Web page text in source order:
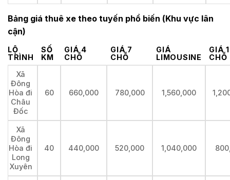
Bảng giá thuê xe theo tuyến phổ biến (Khu vực lân
cận)
LỘ
TRÌNH
SỐ
KM
GIÁ 4
CHỖ
GIÁ 7
CHỖ
GIÁ
LIMOUSINE
GIÁ
CHỖ
Xã
Đông
Hòa đi
Châu
Đốc
60 660,000 780,000 1,560,000
Xã
Đông
Hòa đi
Long
Xuyên
40 440,000 520,000 1,040,000